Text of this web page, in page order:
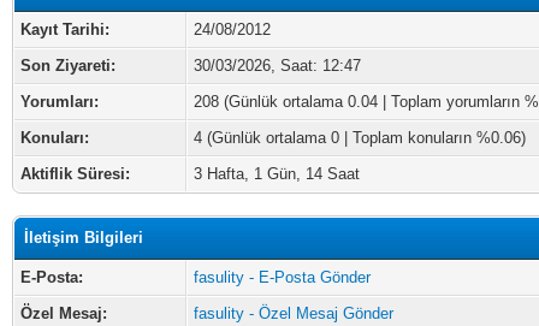
Kayıt Tarihi:
24/08/2012
Son Ziyareti:
30/03/2026, Saat: 12:47
Yorumları:
208 (Günlük ortalama 0.04 | Toplam yorumların
Konuları:
4 (Günlük ortalama 0 | Toplam konuların %0.06)
Aktiflik Süresi:
3 Hafta, 1 Gün, 14 Saat
İletişim Bilgileri
E-Posta:
fasulity - E-Posta Gönder
Özel Mesaj:
fasulity - Özel Mesaj Gönder